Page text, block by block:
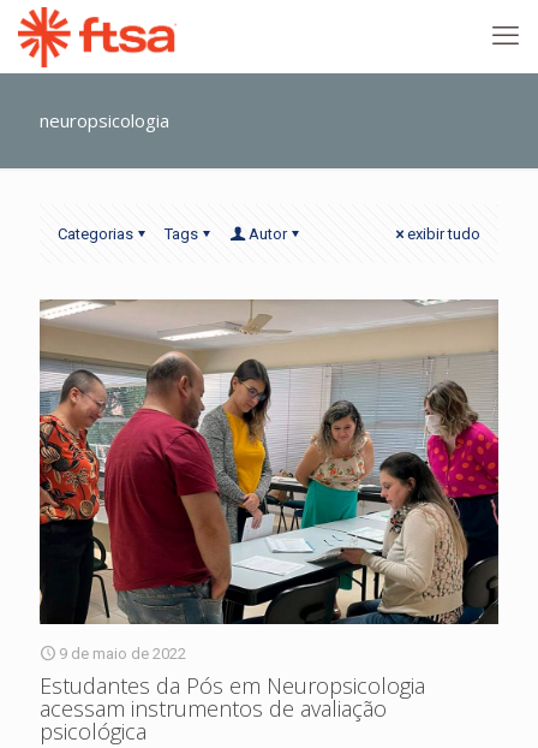
neuropsicologia
Categorias Tags Autor exibir tudo
9 de maio de 2022
Estudantes da Pós em Neuropsicologia
acessam instrumentos de avaliação
psicológica